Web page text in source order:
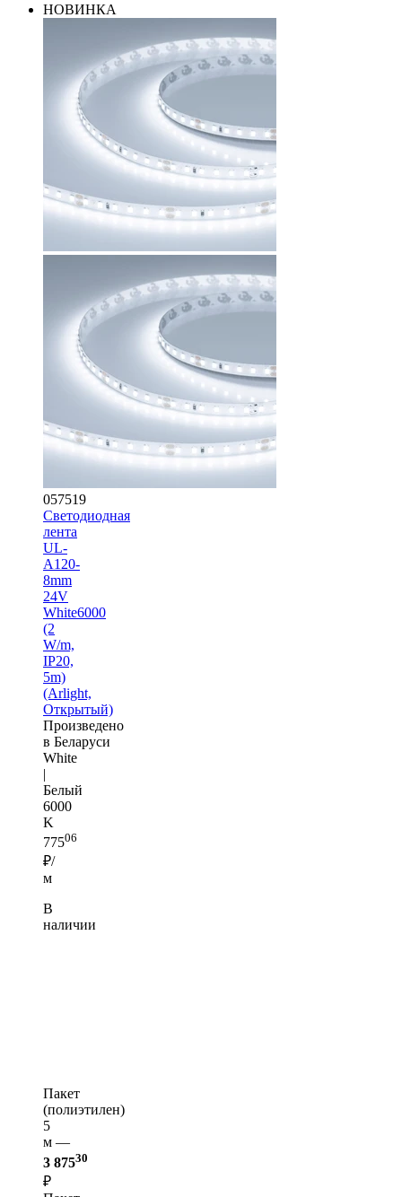
НОВИНКА
057519
Светодиодная
лента
UL-
A120-
8mm
24V
White6000
(2
W/m,
IP20,
5m)
(Arlight,
Открытый)
Произведено
в Беларуси
White
|
Белый
6000
K
77506
₽/
м
В
наличии
Пакет
(полиэтилен)
5
м —
3 87530
₽